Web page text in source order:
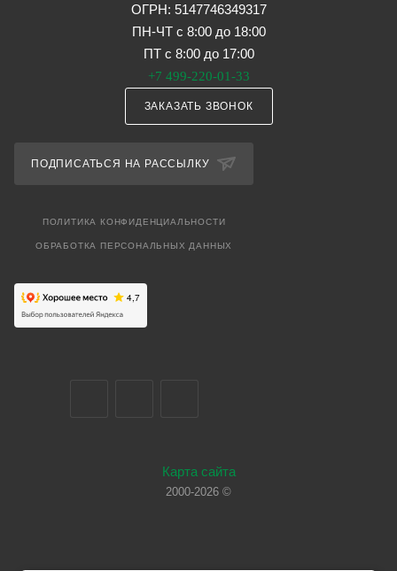
ОГРН: 5147746349317
ПН-ЧТ с 8:00 до 18:00
ПТ с 8:00 до 17:00
+7 499-220-01-33
ЗАКАЗАТЬ ЗВОНОК
ПОДПИСАТЬСЯ НА РАССЫЛКУ
ПОЛИТИКА КОНФИДЕНЦИАЛЬНОСТИ
ОБРАБОТКА ПЕРСОНАЛЬНЫХ ДАННЫХ
Карта сайта
2000-2026 ©